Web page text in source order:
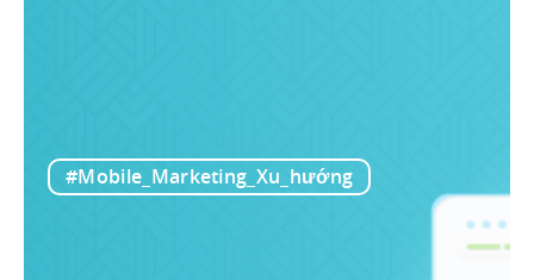
#Mobile_Marketing_Xu_hướng